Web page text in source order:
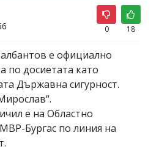
0 18
е официално
по досиетата като
Държавна сигурност.
е на Областно
Бургас по линия на